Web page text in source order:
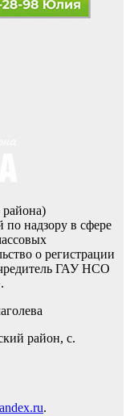
района)
по надзору в сфере
о регистрации
ГАУ НСО
район, с.
.